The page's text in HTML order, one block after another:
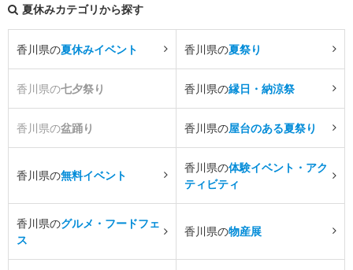
夏休みカテゴリから探す
香川県の夏休みイベント 香川県の夏祭り
香川県の七夕祭り 香川県の縁日・納涼祭
香川県の盆踊り 香川県の屋台のある夏祭り
香川県の無料イベント
香川県の体験イベント・アク
ティビティ
香川県のグルメ・フードフェ
ス
香川県の物産展